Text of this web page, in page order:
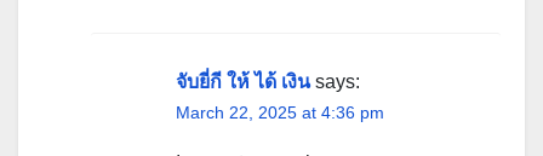
จับยี่กี ให้ ได้ เงิน says:
March 22, 2025 at 4:36 pm